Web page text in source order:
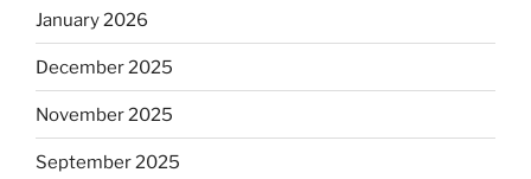
January 2026
December 2025
November 2025
September 2025